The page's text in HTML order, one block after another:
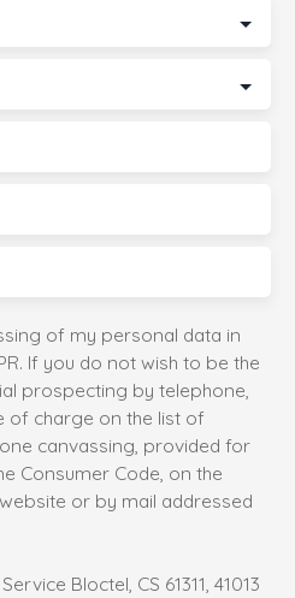
of my personal data in
If you do not wish to be the
prospecting by telephone,
of charge on the list of
canvassing, provided for
Consumer Code, on the
or by mail addressed
Bloctel, CS 61311, 41013